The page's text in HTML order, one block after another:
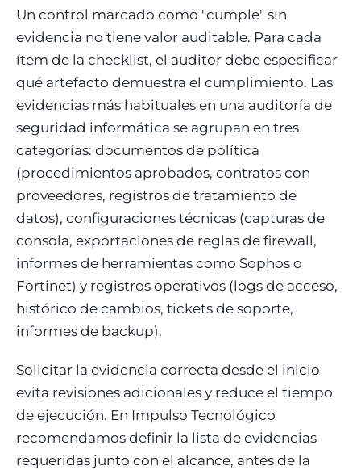
Un control marcado como "cumple" sin
evidencia no tiene valor auditable. Para cada
ítem de la checklist, el auditor debe especificar
qué artefacto demuestra el cumplimiento. Las
evidencias más habituales en una auditoría de
seguridad informática se agrupan en tres
categorías: documentos de política
(procedimientos aprobados, contratos con
proveedores, registros de tratamiento de
datos), configuraciones técnicas (capturas de
consola, exportaciones de reglas de firewall,
informes de herramientas como Sophos o
Fortinet) y registros operativos (logs de acceso,
histórico de cambios, tickets de soporte,
informes de backup).
Solicitar la evidencia correcta desde el inicio
evita revisiones adicionales y reduce el tiempo
de ejecución. En Impulso Tecnológico
recomendamos definir la lista de evidencias
requeridas junto con el alcance, antes de la